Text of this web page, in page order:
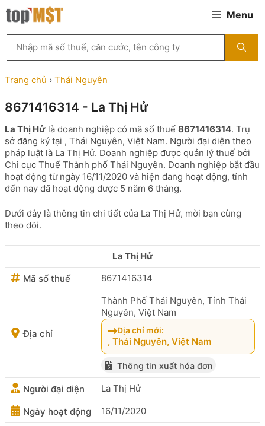
Chuyển
đến
Menu
kiếm
MST
theo
tên
ty,
người
đại
diện
hoặc
mã
số
thuế
Trang chủ › Thái Nguyên
8671416314 - La Thị Hử
La Thị Hử là doanh nghiệp có mã số thuế 8671416314. Trụ
sở đăng ký tại , Thái Nguyên, Việt Nam. Người đại diện theo
pháp luật là La Thị Hử. Doanh nghiệp được quản lý thuế bởi
Chi cục Thuế Thành phố Thái Nguyên. Doanh nghiệp bắt đầu
hoạt động từ ngày 16/11/2020 và hiện đang hoạt động, tính
đến nay đã hoạt động được 5 năm 6 tháng.
Dưới đây là thông tin chi tiết của La Thị Hử, mời bạn cùng
theo dõi.
La Thị Hử
Mã số thuế
8671416314
Địa chỉ
Thành Phố Thái Nguyên, Tỉnh Thái
Nguyên, Việt Nam
Địa chỉ mới:
, Thái Nguyên, Việt Nam
Thông tin xuất hóa đơn
Người đại diện La Thị Hử
Ngày hoạt động 16/11/2020